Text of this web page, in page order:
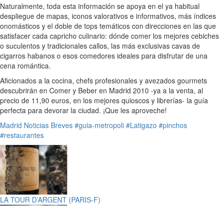
Naturalmente, toda esta información se apoya en el ya habitual
despliegue de mapas, iconos valorativos e informativos, más índices
onomásticos y el doble de tops temáticos con direcciones en las que
satisfacer cada capricho culinario: dónde comer los mejores cebiches
o suculentos y tradicionales callos, las más exclusivas cavas de
cigarros habanos o esos comedores ideales para disfrutar de una
cena romántica.
Aficionados a la cocina, chefs profesionales y avezados gourmets
descubrirán en Comer y Beber en Madrid 2010 -ya a la venta, al
precio de 11,90 euros, en los mejores quioscos y librerías- la guía
perfecta para devorar la ciudad. ¡Que les aproveche!
Madrid Noticias Breves #guia-metropoli #Latigazo #pinchos
#restaurantes
LA TOUR D’ARGENT (PARIS-F)